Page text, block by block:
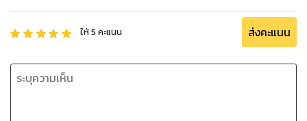
ให้5 คะแนน ส่งคะแนน